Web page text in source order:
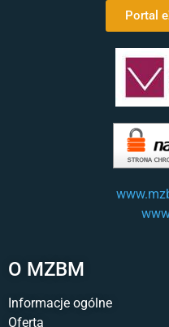
O MZBM
Informacje ogólne
Oferta
Portal